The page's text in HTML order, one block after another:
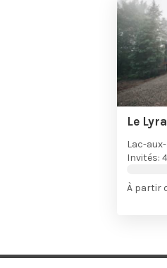
Le
Lac-
Invités: 4
À partir